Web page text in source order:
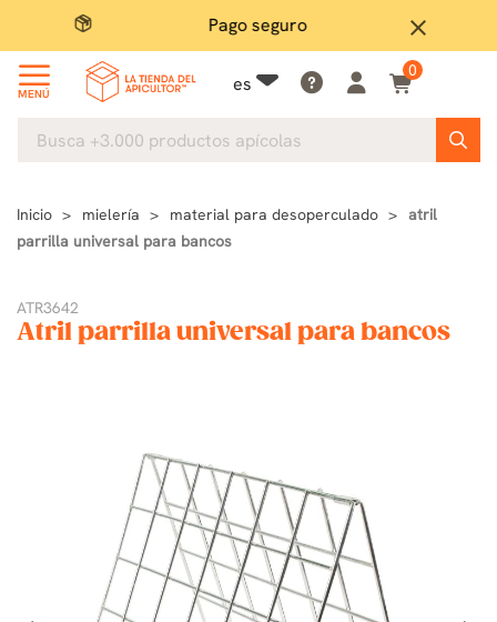
close
Pago seguro
MENÚ es
0
Inicio mielería material para desoperculado
atril
parrilla universal para bancos
ATR3642
Atril parrilla universal para bancos